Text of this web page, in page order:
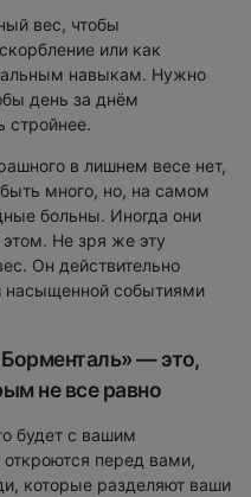
вес, чтобы
или как
навыкам. Нужно
день за днём
стройнее.
в лишнем весе нет,
много, но, на самом
больны. Иногда они
Не зря же эту
Он действительно
насыщенной событиями
— это,
не все равно
будет с вашим
перед вами,
которые разделяют ваши